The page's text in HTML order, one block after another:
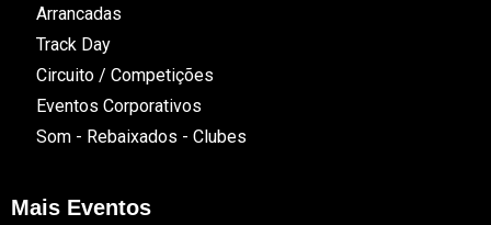
Arrancadas
Track Day
Circuito / Competições
Eventos Corporativos
Som - Rebaixados - Clubes
Mais Eventos